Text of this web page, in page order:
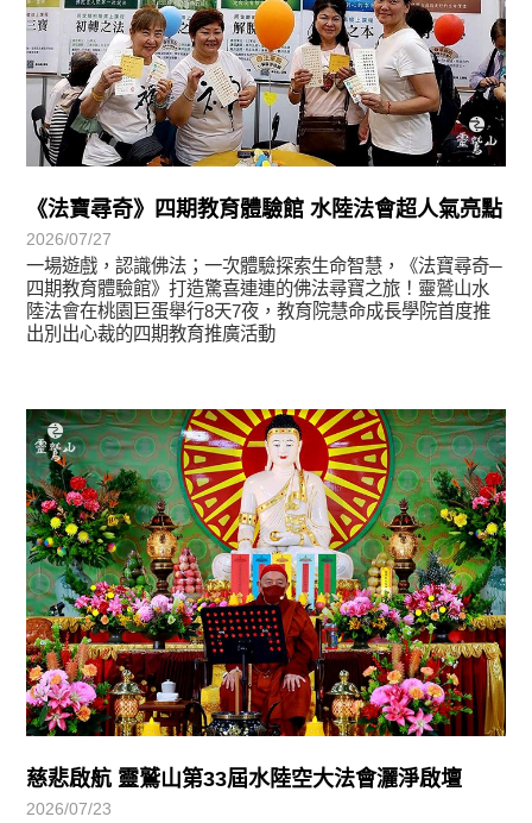
《法寶尋奇》四期教育體驗館 水陸法會超人氣亮點
2026/07/27
一場遊戲，認識佛法；一次體驗探索生命智慧，《法寶尋奇─
四期教育體驗館》打造驚喜連連的佛法尋寶之旅！靈鷲山水
陸法會在桃園巨蛋舉行8天7夜，教育院慧命成長學院首度推
出別出心裁的四期教育推廣活動
慈悲啟航 靈鷲山第33屆水陸空大法會灑淨啟壇
2026/07/23
學習分享